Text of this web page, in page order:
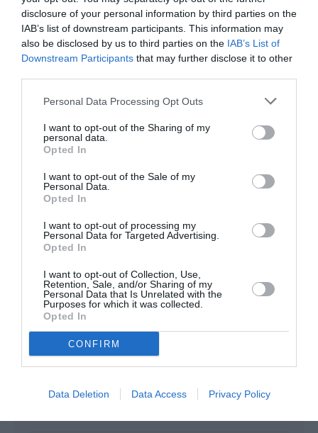
disclosure of your personal information by third parties on the
IAB’s list of downstream participants. This information may
also be disclosed by us to third parties on the IAB’s List of
Downstream Participants that may further disclose it to other
Personal Data Processing Opt Outs
I want to opt-out of the Sharing of my
personal data.
Opted In
I want to opt-out of the Sale of my
Personal Data.
Opted In
I want to opt-out of processing my
Personal Data for Targeted Advertising.
Opted In
I want to opt-out of Collection, Use,
Retention, Sale, and/or Sharing of my
Personal Data that Is Unrelated with the
Purposes for which it was collected.
Opted In
CONFIRM
Data Deletion Data Access Privacy Policy
a commenté l'article :
Pyramides, croisières et mer Rouge : l’Égypte mise sur
une saison record malgré le contexte géopolitique
histoire de l'aviation
CIEL : DÉPART DE
CIEL : UNE
PUBLIQUE...